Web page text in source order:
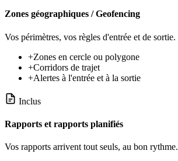
Zones géographiques / Geofencing
Vos périmètres, vos règles d'entrée et de sortie.
+Zones en cercle ou polygone
+Corridors de trajet
+Alertes à l'entrée et à la sortie
Inclus
Rapports et rapports planifiés
Vos rapports arrivent tout seuls, au bon rythme.